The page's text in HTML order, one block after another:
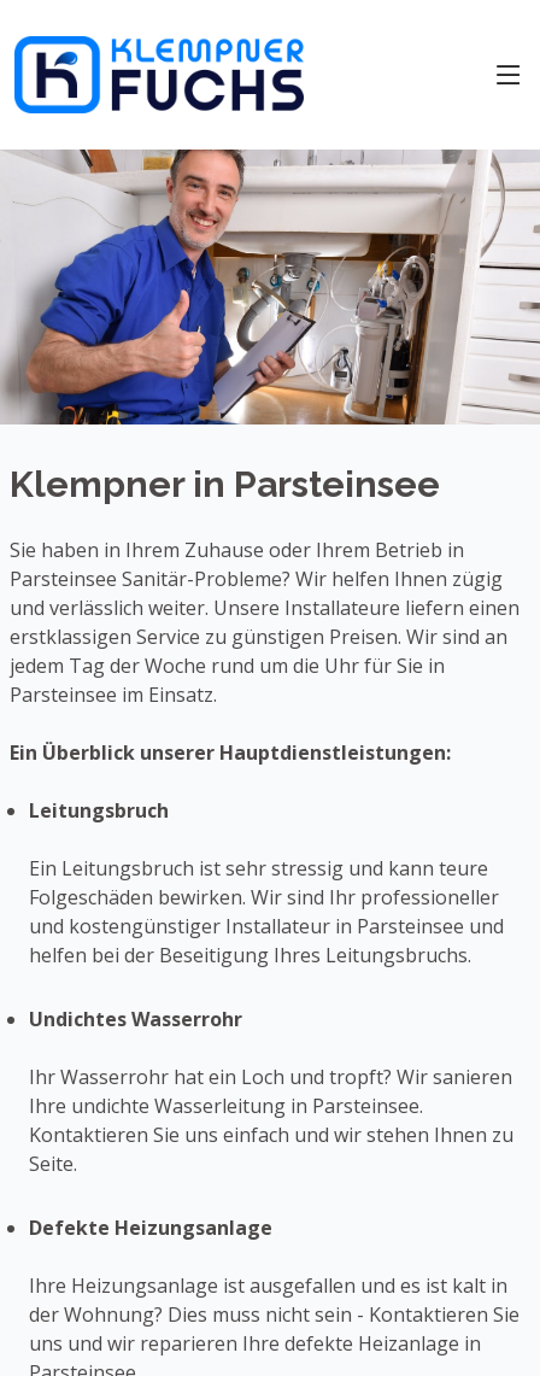
Klempner in Parsteinsee
Sie haben in Ihrem Zuhause oder Ihrem Betrieb in
Parsteinsee Sanitär-Probleme? Wir helfen Ihnen zügig
und verlässlich weiter. Unsere Installateure liefern einen
erstklassigen Service zu günstigen Preisen. Wir sind an
jedem Tag der Woche rund um die Uhr für Sie in
Parsteinsee im Einsatz.
Ein Überblick unserer Hauptdienstleistungen:
Leitungsbruch
Ein Leitungsbruch ist sehr stressig und kann teure
Folgeschäden bewirken. Wir sind Ihr professioneller
und kostengünstiger Installateur in Parsteinsee und
helfen bei der Beseitigung Ihres Leitungsbruchs.
Undichtes Wasserrohr
Ihr Wasserrohr hat ein Loch und tropft? Wir sanieren
Ihre undichte Wasserleitung in Parsteinsee.
Kontaktieren Sie uns einfach und wir stehen Ihnen zu
Seite.
Defekte Heizungsanlage
Ihre Heizungsanlage ist ausgefallen und es ist kalt in
der Wohnung? Dies muss nicht sein - Kontaktieren Sie
uns und wir reparieren Ihre defekte Heizanlage in